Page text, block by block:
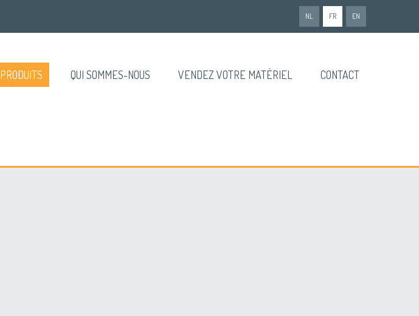
NL FR EN
PRODUITS QUI SOMMES-NOUS VENDEZ VOTRE MATÉRIEL CONTACT